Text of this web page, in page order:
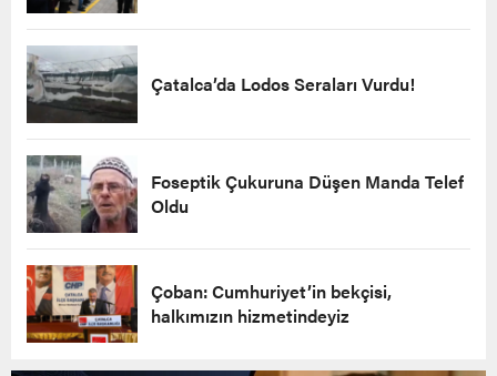
Çatalca’da Lodos Seraları Vurdu!
Foseptik Çukuruna Düşen Manda Telef
Oldu
Çoban: Cumhuriyet’in bekçisi,
halkımızın hizmetindeyiz